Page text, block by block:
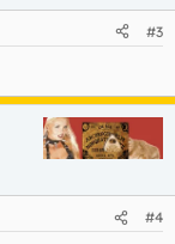
#3
#4